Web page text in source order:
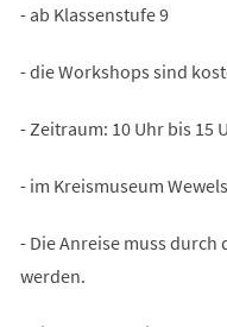
- ab Klassenstufe 9
- die Workshops sind
- Zeitraum: 10 Uhr bis 15
- im Kreismuseum
- Die Anreise muss
werden.